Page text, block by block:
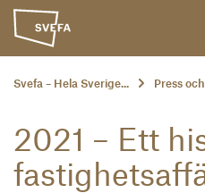
Svefa – Hela Sverige... Press
2021 – Ett